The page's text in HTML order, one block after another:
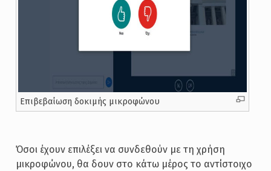
Επιβεβαίωση δοκιμής μικροφώνου
Όσοι έχουν επιλέξει να συνδεθούν με τη χρήση
μικροφώνου, θα δουν στο κάτω μέρος το αντίστοιχο